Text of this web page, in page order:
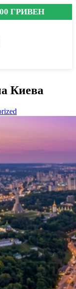
ГРИВЕН
Киева